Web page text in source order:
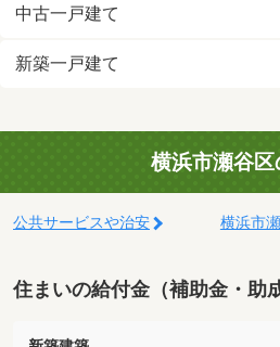
中古一戸建て
新築一戸建て
横浜市瀬谷区
公共サービスや治安 横浜市
住まいの給付金（補助金・助